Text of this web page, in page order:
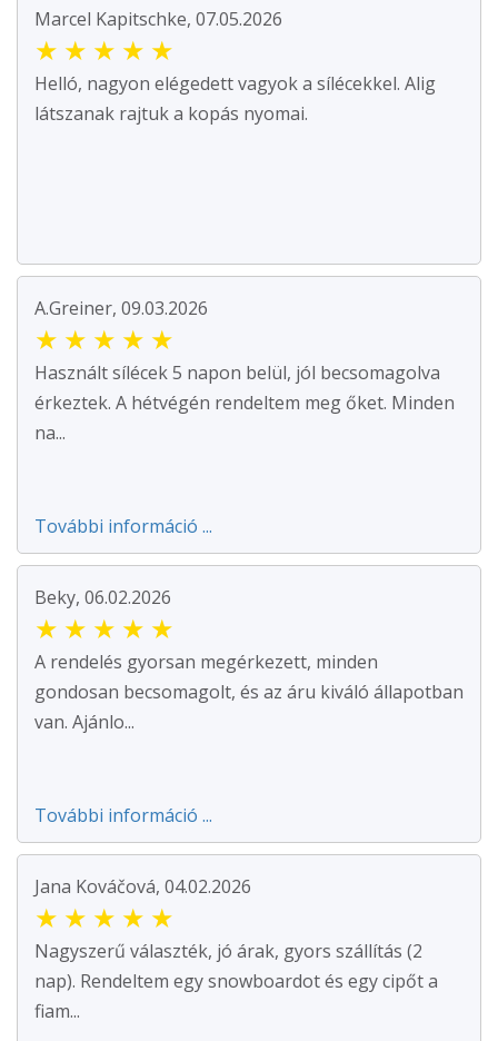
Marcel Kapitschke, 07.05.2026
★ ★ ★ ★ ★
Helló, nagyon elégedett vagyok a sílécekkel. Alig
látszanak rajtuk a kopás nyomai.
A.Greiner, 09.03.2026
★ ★ ★ ★ ★
Használt sílécek 5 napon belül, jól becsomagolva
érkeztek. A hétvégén rendeltem meg őket. Minden
na...
További információ ...
Beky, 06.02.2026
★ ★ ★ ★ ★
A rendelés gyorsan megérkezett, minden
gondosan becsomagolt, és az áru kiváló állapotban
van. Ajánlo...
További információ ...
Jana Kováčová, 04.02.2026
★ ★ ★ ★ ★
Nagyszerű választék, jó árak, gyors szállítás (2
nap). Rendeltem egy snowboardot és egy cipőt a
fiam...